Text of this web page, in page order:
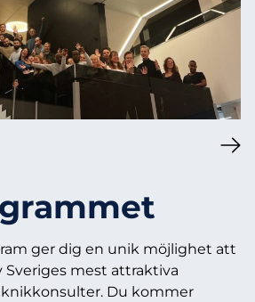
ger dig en unik möjlighet att
Sveriges mest attraktiva
Du kommer